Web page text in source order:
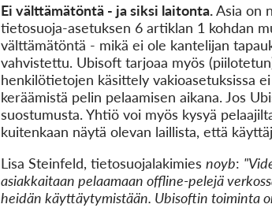
Ei välttämätöntä - ja siksi laitonta.Asia on
tietosuoja-asetuksen 6 artiklan 1 kohdan
välttämätöntä - mikä ei ole kantelijan
vahvistettu. Ubisoft tarjoaa myös
henkilötietojen käsittely vakioasetuksissa
keräämistä pelin pelaamisen aikana. Jos
suostumusta. Yhtiö voi myös kysyä
kuitenkaan näytä olevan laillista, että
Lisa Steinfeld, tietosuojalakimies noyb:
asiakkaitaan pelaamaan offline-pelejä
heidän käyttäytymistään. Ubisoftin toiminta